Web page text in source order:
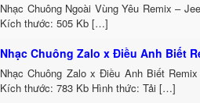
Nhạc Chuông Ngoài Vùng Yêu Remix –
Kích thước: 505 Kb […]
Nhạc Chuông Zalo x Điều Anh Biết
Nhạc Chuông Zalo x Điều Anh Biết
Kích thước: 783 Kb Hình thức: Tải […]